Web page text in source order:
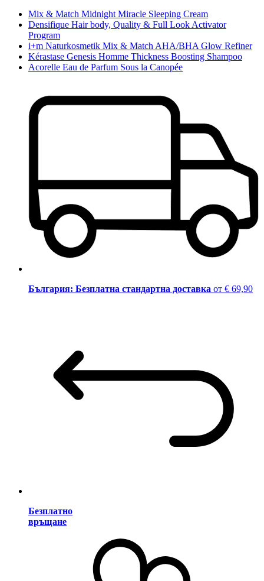
Mix & Match Midnight Miracle Sleeping Cream
Densifique Hair body, Quality & Full Look Activator
Program
i+m Naturkosmetik Mix & Match AHA/BHA Glow Refiner
Kérastase Genesis Homme Thickness Boosting Shampoo
Acorelle Eau de Parfum Sous la Canopée
България: Безплатна стандартна доставка от € 69,90
Безплатно
връщане